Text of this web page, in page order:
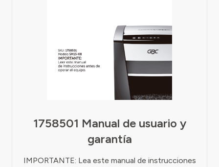
1758501 Manual de usuario y
garantía
IMPORTANTE: Lea este manual de instrucciones